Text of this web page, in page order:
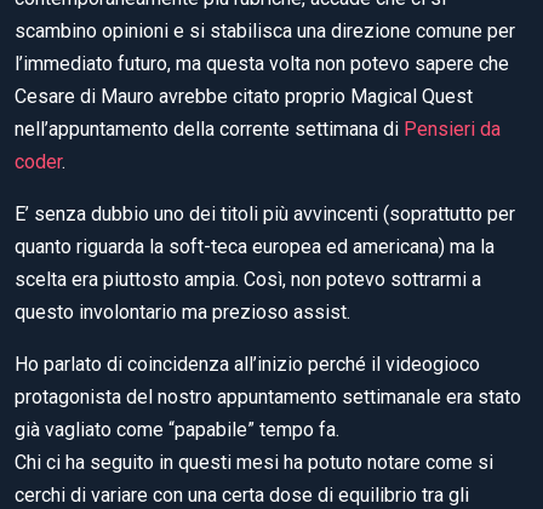
scambino opinioni e si stabilisca una direzione comune per
l’immediato futuro, ma questa volta non potevo sapere che
Cesare di Mauro avrebbe citato proprio Magical Quest
nell’appuntamento della corrente settimana di Pensieri da
coder.
E’ senza dubbio uno dei titoli più avvincenti (soprattutto per
quanto riguarda la soft-teca europea ed americana) ma la
scelta era piuttosto ampia. Così, non potevo sottrarmi a
questo involontario ma prezioso assist.
Ho parlato di coincidenza all’inizio perché il videogioco
protagonista del nostro appuntamento settimanale era stato
già vagliato come “papabile” tempo fa.
Chi ci ha seguito in questi mesi ha potuto notare come si
cerchi di variare con una certa dose di equilibrio tra gli